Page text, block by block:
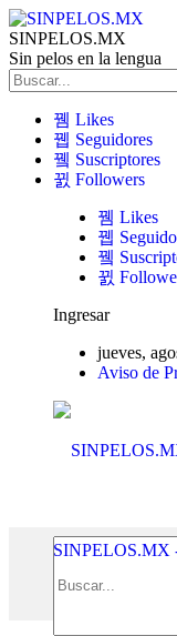
SINPELOS.MX
Sin pelos en la lengua
Likes
Seguidores
Suscriptores
Followers
Likes
Ingresar
jueves,
Aviso de
SINPELOS.MX